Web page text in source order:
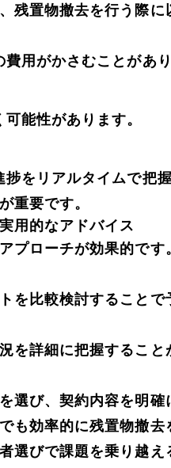
残置物撤去を行う際
用がかさむことがあり
能性があります。
をリアルタイムで把
重要です。
用的なアドバイス
プローチが効果的です
を比較検討すること
を詳細に把握すること
び、契約内容を明確
も効率的に残置物撤去
選びで課題を乗り越